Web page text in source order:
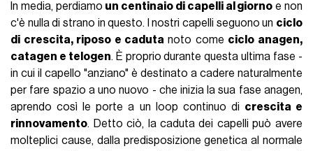
In media, perdiamo un centinaio di capelli al giorno e non
c'è nulla di strano in questo. I nostri capelli seguono un ciclo
di crescita, riposo e caduta noto come ciclo anagen,
catagen e telogen. È proprio durante questa ultima fase -
in cui il capello "anziano" è destinato a cadere naturalmente
per fare spazio a uno nuovo - che inizia la sua fase anagen,
aprendo così le porte a un loop continuo di crescita e
rinnovamento. Detto ciò, la caduta dei capelli può avere
molteplici cause, dalla predisposizione genetica al normale